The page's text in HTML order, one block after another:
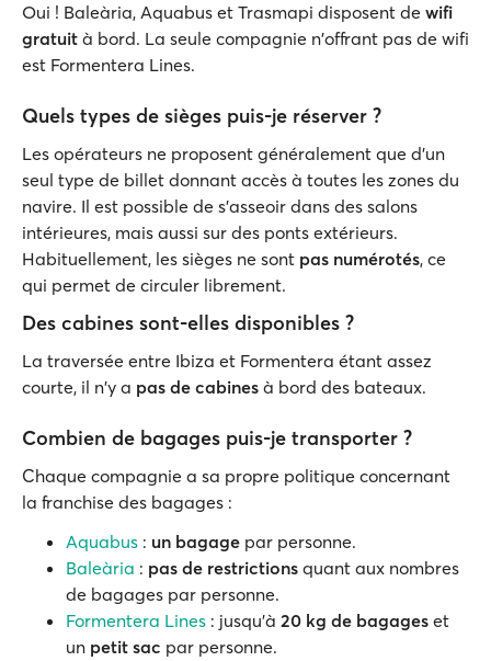
Oui ! Baleària, Aquabus et Trasmapi disposent de wifi
gratuit à bord. La seule compagnie n'offrant pas de wifi
est Formentera Lines.
Quels types de sièges puis-je réserver ?
Les opérateurs ne proposent généralement que d'un
seul type de billet donnant accès à toutes les zones du
navire. Il est possible de s'asseoir dans des salons
intérieures, mais aussi sur des ponts extérieurs.
Habituellement, les sièges ne sont pas numérotés, ce
qui permet de circuler librement.
Des cabines sont-elles disponibles ?
La traversée entre Ibiza et Formentera étant assez
courte, il n'y a pas de cabines à bord des bateaux.
Combien de bagages puis-je transporter ?
Chaque compagnie a sa propre politique concernant
la franchise des bagages :
Aquabus : un bagage par personne.
Baleària : pas de restrictions quant aux nombres
de bagages par personne.
Formentera Lines : jusqu'à 20 kg de bagages et
un petit sac par personne.